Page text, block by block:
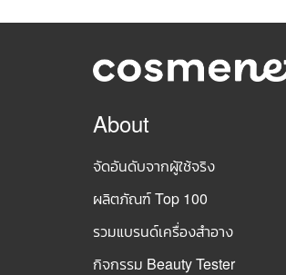
About
จัดอันดับจากผู้ใช้จริง
ผลิตภัณฑ์ Top 100
รวมแบรนด์เครื่องสำอาง
กิจกรรม Beauty Tester